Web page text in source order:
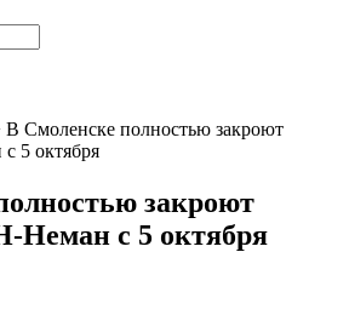
В Смоленске полностью закроют
5 октября
закроют
Неман с 5 октября